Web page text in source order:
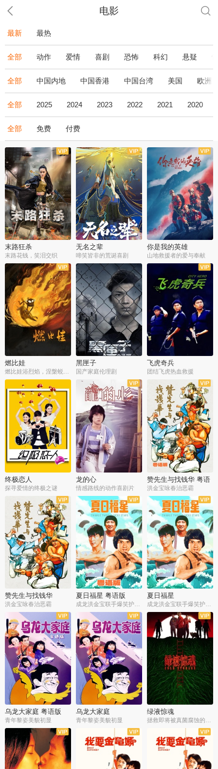
电影
最新 最热
全部 动作 爱情 喜剧 恐怖 科幻 悬疑
全部 中国内地 中国香港 中国台湾 美国 欧洲
全部 2025 2024 2023 2022 2021 2020
全部 免费 付费
末路狂杀
末路花钱，笑泪交织
无名之辈
啼笑皆非的荒诞喜剧
你是我的英雄
山地救援者的爱与奉献
燃比娃
燃比娃浴烈焰，涅槃蜕变成人
黑匣子
国产家庭伦理剧
飞虎奇兵
团结飞虎热血救援
终极恋人
探寻爱情的终极之谜
龙的心
情感路线的动作喜剧片
赞先生与找钱华 粤语
版
洪金宝咏春治恶霸
赞先生与找钱华
洪金宝咏春治恶霸
夏日福星 粤语版
成龙洪金宝联手爆笑护美女
夏日福星
成龙洪金宝联手爆笑护美女
乌龙大家庭 粤语版
青年黎姿美貌初显
乌龙大家庭
青年黎姿美貌初显
绿液惊魂
拯救即将被真菌腐蚀的世界